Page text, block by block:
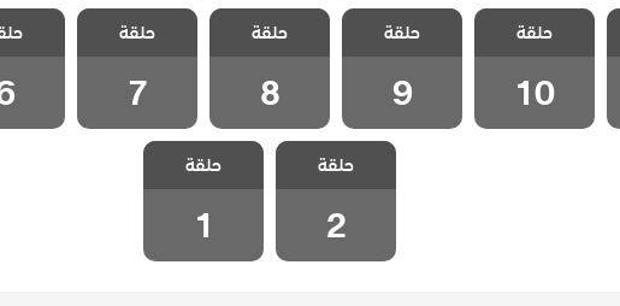
مسلسل تلك
الفتاة الحلقة 10
حلقة
10
مسلسل تلك
الفتاة الحلقة 9
حلقة
9
مسلسل تلك
الفتاة الحلقة 8
حلقة
8
مسلسل تلك
الفتاة الحلقة 7
حلقة
7
الفتاة
مسلسل تلك
الفتاة الحلقة 2
حلقة
2
مسلسل تلك
الفتاة الحلقة 1
حلقة
1